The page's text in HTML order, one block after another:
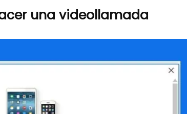
una videollamada